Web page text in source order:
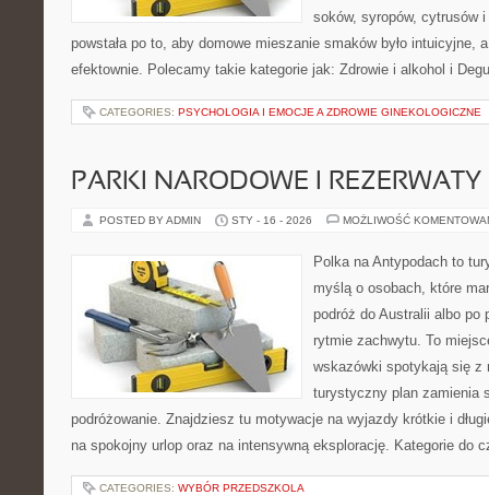
soków, syropów, cytrusów
powstała po to, aby domowe mieszanie smaków było intuicyjne,
efektownie. Polecamy takie kategorie jak: Zdrowie i alkohol i
CATEGORIES: PSYCHOLOGIA I EMOCJE A ZDROWIE GINEKOLOGICZNE
PARKI NARODOWE I
POSTED BY ADMIN STY - 16 - 2026 MOŻLIWOŚĆ
Polka na Antypodach to
myślą o osobach, które
podróż do Australii albo po
rytmie zachwytu. To
wskazówki spotykają się z
turystyczny plan zamienia
podróżowanie. Znajdziesz tu motywacje na wyjazdy krótkie i
na spokojny urlop oraz na intensywną eksplorację. Kategorie do
CATEGORIES: WYBÓR PRZEDSZKOLA